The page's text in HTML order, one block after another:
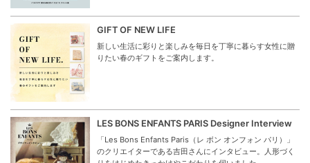
GIFT OF NEW LIFE
新しい生活に彩りと楽しみを毎日を丁寧に暮らす女性に贈
りたい春のギフトをご案内します。
LES BONS ENFANTS PARIS Designer Interview
「Les Bons Enfants Paris（レ ボン オンフォン パリ）」
のクリエイターである吉田さんにインタビュー。人形づく